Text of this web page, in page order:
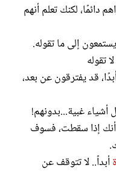
دائمًا، لكنك تعلم أنهم
إلى ما تقوله.
تقوله
قد يفترقون عن بعد،
أشياء غبية...بدونهم!
أنك إذا سقطت، فسوف
أبداً.. لا تتوقف عن